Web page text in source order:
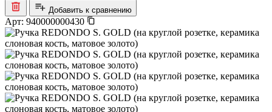
Добавить к сравнению
Арт: 940000000430